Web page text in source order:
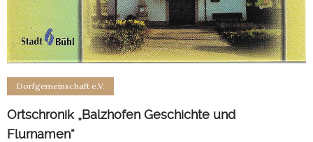
Dorfgemeinschaft e.V.
Ortschronik „Balzhofen Geschichte und
Flurnamen“